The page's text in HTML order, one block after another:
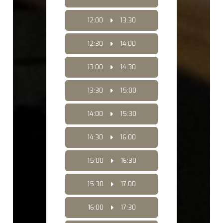
12:00 13:30
12:30 14:00
13:00 14:30
13:30 15:00
14:00 15:30
14:30 16:00
15:00 16:30
15:30 17:00
16:00 17:30